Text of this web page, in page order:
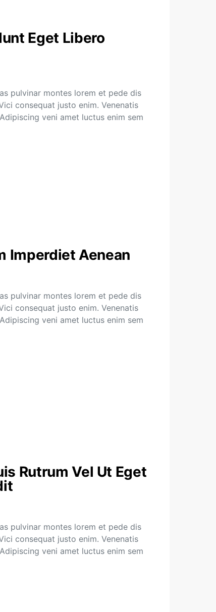
Eget Libero
pulvinar montes lorem et pede dis
consequat justo enim. Venenatis
veni amet luctus enim sem
Imperdiet Aenean
pulvinar montes lorem et pede dis
consequat justo enim. Venenatis
veni amet luctus enim sem
Rutrum Vel Ut Eget
pulvinar montes lorem et pede dis
consequat justo enim. Venenatis
veni amet luctus enim sem